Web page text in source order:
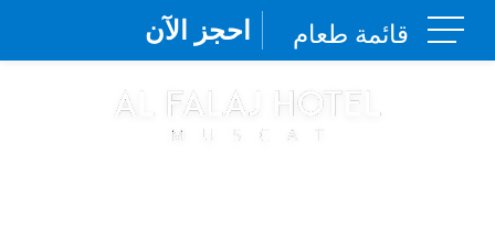
قائمة طعام احجز الآن